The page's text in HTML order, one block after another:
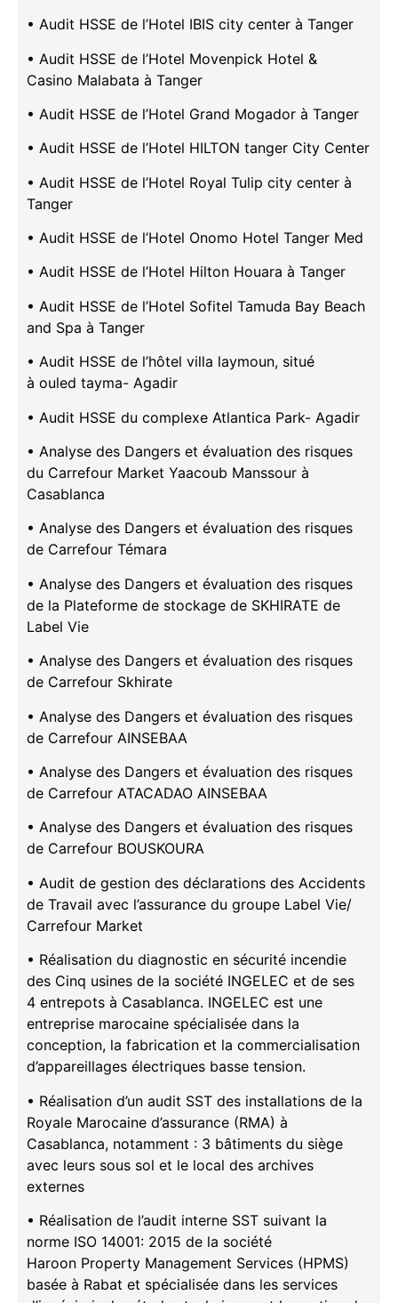
• Audit HSSE de l’Hotel IBIS city center à Tanger
• Audit HSSE de l’Hotel Movenpick Hotel &
Casino Malabata à Tanger
• Audit HSSE de l’Hotel Grand Mogador à Tanger
• Audit HSSE de l’Hotel HILTON tanger City Center
• Audit HSSE de l’Hotel Royal Tulip city center à
Tanger
• Audit HSSE de l’Hotel Onomo Hotel Tanger Med
• Audit HSSE de l’Hotel Hilton Houara à Tanger
• Audit HSSE de l’Hotel Sofitel Tamuda Bay Beach
and Spa à Tanger
• Audit HSSE de l’hôtel villa laymoun, situé
à ouled tayma- Agadir
• Audit HSSE du complexe Atlantica Park- Agadir
• Analyse des Dangers et évaluation des risques
du Carrefour Market Yaacoub Manssour à
Casablanca
• Analyse des Dangers et évaluation des risques
de Carrefour Témara
• Analyse des Dangers et évaluation des risques
de la Plateforme de stockage de SKHIRATE de
Label Vie
• Analyse des Dangers et évaluation des risques
de Carrefour Skhirate
• Analyse des Dangers et évaluation des risques
de Carrefour AINSEBAA
• Analyse des Dangers et évaluation des risques
de Carrefour ATACADAO AINSEBAA
• Analyse des Dangers et évaluation des risques
de Carrefour BOUSKOURA
• Audit de gestion des déclarations des Accidents
de Travail avec l’assurance du groupe Label Vie/
Carrefour Market
• Réalisation du diagnostic en sécurité incendie
des Cinq usines de la société INGELEC et de ses
4 entrepots à Casablanca. INGELEC est une
entreprise marocaine spécialisée dans la
conception, la fabrication et la commercialisation
d’appareillages électriques basse tension.
• Réalisation d’un audit SST des installations de la
Royale Marocaine d’assurance (RMA) à
Casablanca, notamment : 3 bâtiments du siège
avec leurs sous sol et le local des archives
externes
• Réalisation de l’audit interne SST suivant la
norme ISO 14001: 2015 de la société
Haroon Property Management Services (HPMS)
basée à Rabat et spécialisée dans les services